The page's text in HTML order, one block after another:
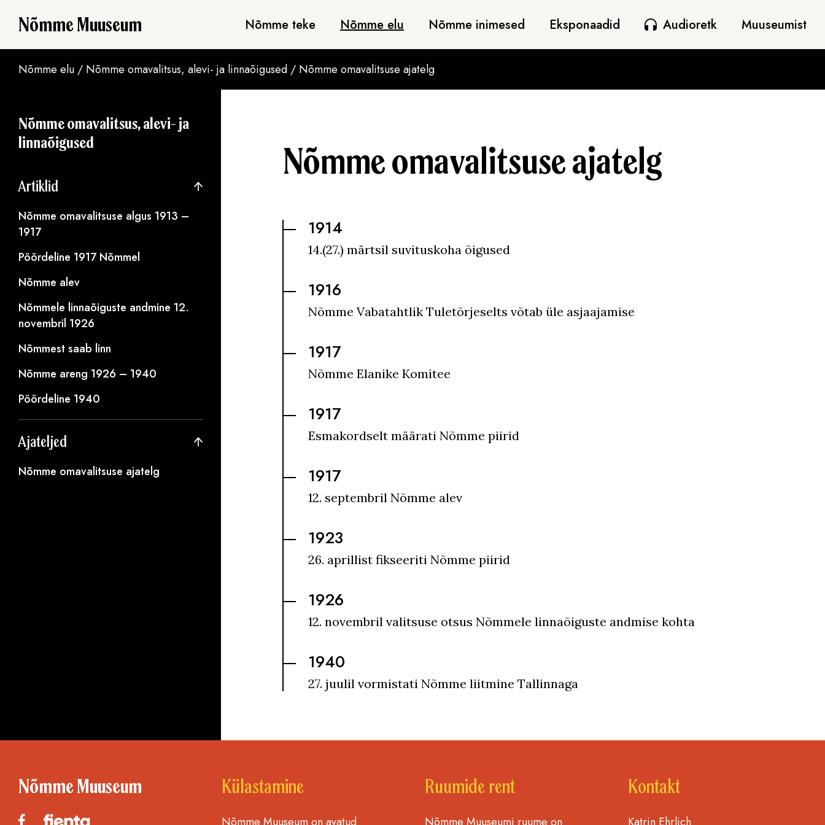
Nõmme Muuseum Nõmme teke Nõmme elu Nõmme inimesed Eksponaadid Audioretk Muuseumist
Nõmme elu / Nõmme omavalitsus, alevi- ja linnaõigused / Nõmme omavalitsuse ajatelg
Nõmme omavalitsus, alevi- ja
linnaõigused
Artiklid
Nõmme omavalitsuse algus 1913 –
1917
Pöördeline 1917 Nõmmel
Nõmme alev
Nõmmele linnaõiguste andmine 12.
novembril 1926
Nõmmest saab linn
Nõmme areng 1926 – 1940
Pöördeline 1940
Ajateljed
Nõmme omavalitsuse ajatelg
Nõmme omavalitsuse ajatelg
1914
14.(27.) märtsil suvituskoha õigused
1916
Nõmme Vabatahtlik Tuletõrjeselts võtab üle asjaajamise
1917
Nõmme Elanike Komitee
1917
Esmakordselt määrati Nõmme piirid
1917
12. septembril Nõmme alev
1923
26. aprillist fikseeriti Nõmme piirid
1926
12. novembril valitsuse otsus Nõmmele linnaõiguste andmise kohta
1940
27. juulil vormistati Nõmme liitmine Tallinnaga
Nõmme Muuseum Külastamine Ruumide rent Kontakt